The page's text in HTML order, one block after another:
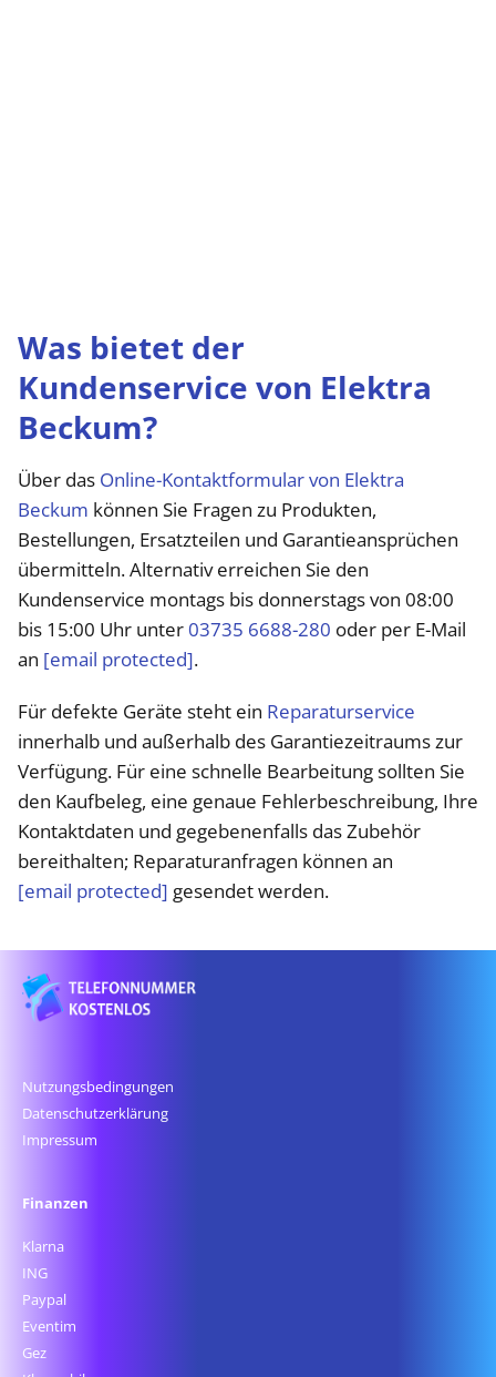
Was bietet der
Kundenservice von Elektra
Beckum?
Über das Online-Kontaktformular von Elektra
Beckum können Sie Fragen zu Produkten,
Bestellungen, Ersatzteilen und Garantieansprüchen
übermitteln. Alternativ erreichen Sie den
Kundenservice montags bis donnerstags von 08:00
bis 15:00 Uhr unter03735 6688-280 oder per E-Mail
an [email protected].
Für defekte Geräte steht ein Reparaturservice
innerhalb und außerhalb des Garantiezeitraums zur
Verfügung. Für eine schnelle Bearbeitung sollten Sie
den Kaufbeleg, eine genaue Fehlerbeschreibung, Ihre
Kontaktdaten und gegebenenfalls das Zubehör
bereithalten; Reparaturanfragen können an
[email protected] gesendet werden.
Nutzungsbedingungen
Datenschutz­erklärung
Impressum
Finanzen
Klarna
ING
Paypal
Eventim
Gez